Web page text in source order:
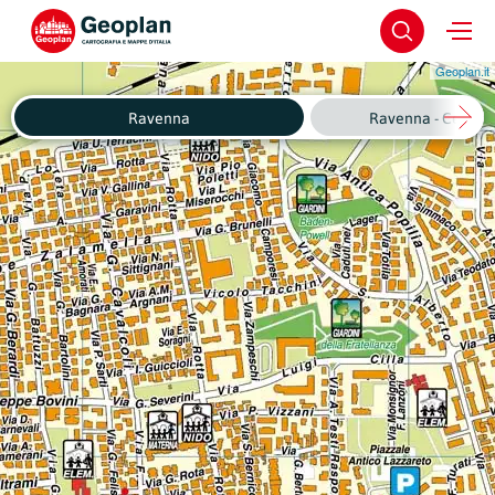
Geoplan.it
Ravenna Ravenna - Centro